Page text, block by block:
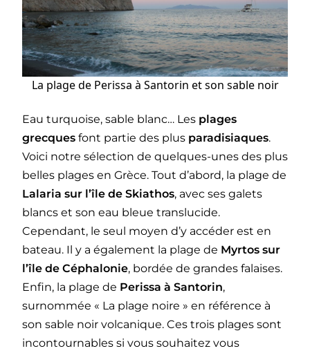
La plage de Perissa à Santorin et son sable noir
Eau turquoise, sable blanc… Les plages
grecques font partie des plus paradisiaques.
Voici notre sélection de quelques-unes des plus
belles plages en Grèce. Tout d’abord, la plage de
Lalaria sur l’île de Skiathos, avec ses galets
blancs et son eau bleue translucide.
Cependant, le seul moyen d’y accéder est en
bateau. Il y a également la plage de Myrtos sur
l’île de Céphalonie, bordée de grandes falaises.
Enfin, la plage de Perissa à Santorin,
surnommée « La plage noire » en référence à
son sable noir volcanique. Ces trois plages sont
incontournables si vous souhaitez vous